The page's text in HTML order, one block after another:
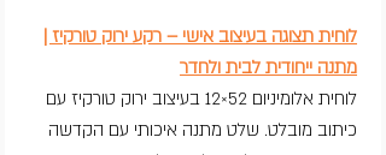
לוחית תצוגה בעיצוב אישי – רקע ירוק טורקיז |
מתנה ייחודית לבית ולחדר
לוחית אלומיניום 52×12 בעיצוב ירוק טורקיז עם
כיתוב מובלט. שלט מתנה איכותי עם הקדשה